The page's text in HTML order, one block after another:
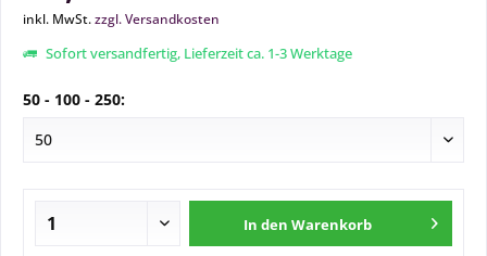
inkl. MwSt.zzgl. Versandkosten
Sofort versandfertig, Lieferzeit ca. 1-3 Werktage
50 - 100 - 250:
In den Warenkorb